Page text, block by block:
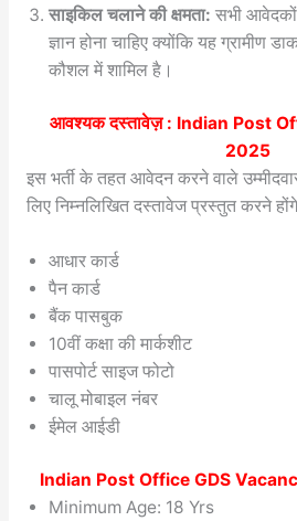
साइकिल चलाने की क्षमता: सभी
ज्ञान होना चाहिए क्योंकि यह
कौशल में शामिल है।
आवश्यक दस्तावेज़ : Indian Post
2025
इस भर्ती के तहत आवेदन करने वाले
लिए निम्नलिखित दस्तावेज प्रस्तुत करने
आधार कार्ड
पैन कार्ड
बैंक पासबुक
10वीं कक्षा की मार्कशीट
पासपोर्ट साइज फोटो
चालू मोबाइल नंबर
ईमेल आईडी
Indian Post Office GDS
Minimum Age: 18 Yrs